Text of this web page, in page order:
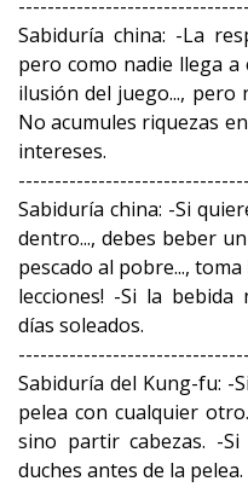
Sabiduría china: -La
pero como nadie llega
ilusión del juego..., pero
No acumules riquezas
intereses.
Sabiduría china: -Si
dentro..., debes beber
pescado al pobre...,
lecciones! -Si la bebida
días soleados.
Sabiduría del Kung-fu: -
pelea con cualquier
sino partir cabezas. -
duches antes de la pelea.